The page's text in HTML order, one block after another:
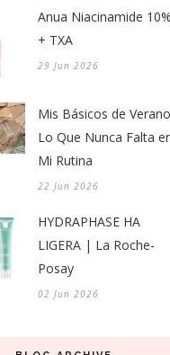
Anua Niacinamide 10%
+ TXA
29 Jun 2026
Mis Básicos de
Lo Que Nunca Falta
Mi Rutina
22 Jun 2026
HYDRAPHASE HA
LIGERA | La Roche-
Posay
02 Jun 2026